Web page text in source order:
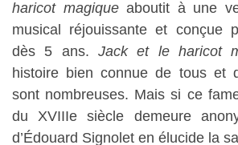
haricot magiqueaboutit à une
musical réjouissante et conçue
dès 5 ans. Jack et le haricot
histoire bien connue de tous et
sont nombreuses. Mais si ce
du XVIIIe siècle demeure
d’Édouard Signolet en élucide la